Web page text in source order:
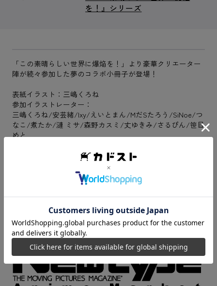
を！』シリーズ
「この素晴らしい世界に爆焔を！」より豪華クリエーター
陣が続々参加した夢のコラボ小冊子が登場！
表紙イラスト：三嶋くろね
参加イラストレーター：
三嶋くろね/安芸緒/Ixy/えいとまん/MだSたろう/SiNoe/つ
なこ/煮たか/漣 ミサ/森野カスミ/丈ゆきみ/さるぴん/笹目
めと
商品サイズ：A4判型、約H297mm×W210mm×D4mm(36ペー
本商品はニュータイプ アニメ マーケットにて引き続き予約受付中！
ご予約はコチラ！
（予定数量に達し次第終了となります）